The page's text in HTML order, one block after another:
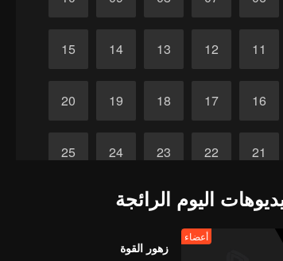
11
12
13
14
15
16
17
18
19
20
21
22
23
24
25
26
نهاية اليوم الرائجة
أعضاء
زهور القوة